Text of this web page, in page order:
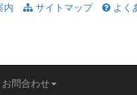
内 サイトマップ よく
お問合わせ